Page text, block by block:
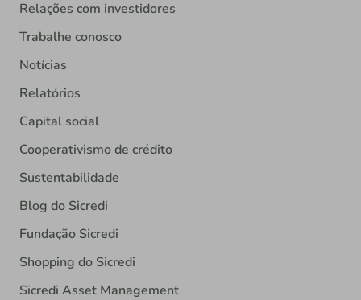
Relações com investidores
Trabalhe conosco
Notícias
Relatórios
Capital social
Cooperativismo de crédito
Sustentabilidade
Blog do Sicredi
Fundação Sicredi
Shopping do Sicredi
Sicredi Asset Management